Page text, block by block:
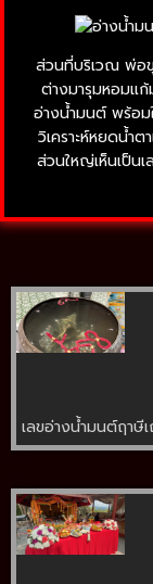
ส่วนที่บริเวณ พ่อ
ต่างมารุมหอมแก้
อ่างน้ำมนต์ พร้อ
วิเคราะห์หยดน้ำ
ส่วนใหญ่เห็นเป็นเ
เลขอ่างน้ำมนต์ฤาษี